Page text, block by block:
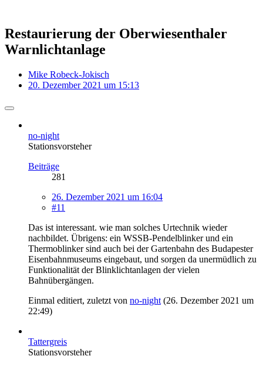
Restaurierung der Oberwiesenthaler
Warnlichtanlage
Mike Robeck-Jokisch
20. Dezember 2021 um 15:13
no-night
Stationsvorsteher
Beiträge
281
26. Dezember 2021 um 16:04
#11
Das ist interessant. wie man solches Urtechnik wieder
nachbildet. Übrigens: ein WSSB-Pendelblinker und ein
Thermoblinker sind auch bei der Gartenbahn des Budapester
Eisenbahnmuseums eingebaut, und sorgen da unermüdlich zu
Funktionalität der Blinklichtanlagen der vielen
Bahnübergängen.
Einmal editiert, zuletzt von no-night (26. Dezember 2021 um
22:49)
Tattergreis
Stationsvorsteher